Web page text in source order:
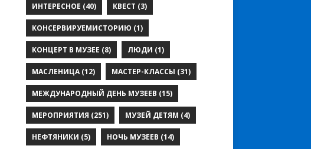
ИНТЕРЕСНОЕ (40) КВЕСТ (3)
КОНСЕРВИРУЕМИСТОРИЮ (1)
КОНЦЕРТ В МУЗЕЕ (8) ЛЮДИ (1)
МАСЛЕНИЦА(12) МАСТЕР-КЛАССЫ (31)
МЕЖДУНАРОДНЫЙ ДЕНЬ МУЗЕЕВ (15)
МЕРОПРИЯТИЯ (251) МУЗЕЙ ДЕТЯМ (4)
НЕФТЯНИКИ (5) НОЧЬ МУЗЕЕВ (14)